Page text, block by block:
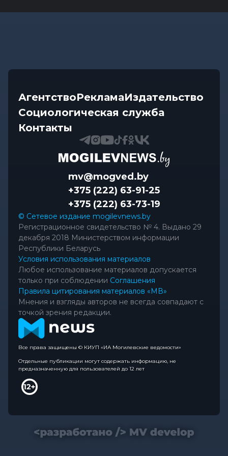
АгентствоРекламаИздательство
Социологическая служба
Контакты
mv@mogved.by
+375 (222) 63-91-25
+375 (222) 63-73-19
© Сетевое издание mogilevnews.by
Регистрационное свидетельство № 4. Выдано 29
декабря 2018 Министерством информации
Республики Беларусь
Условия использования материалов
Любое использование материалов допускается
только при соблюдении Соглашения
Правила цитирования материалов «МВ»
Мнения и взгляды авторов не всегда совпадают с
точкой зрения редакции.
Все права защищены © КИУП «ИА Могилевские ведомости»
Отдельные публикации могут содержать информацию, не
предназначенную для пользователей до 12 лет